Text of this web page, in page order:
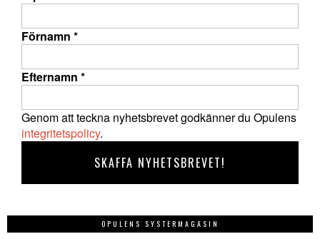
Förnamn *
Efternamn *
Genom att teckna nyhetsbrevet godkänner du Opulens
integritetspolicy.
OPULENS SYSTERMAGASIN